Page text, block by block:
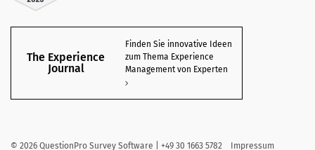
The Experience
Journal
Finden Sie innovative Ideen
zum Thema Experience
Management von Experten
© 2026 QuestionPro Survey Software | +49 30 1663 5782 Impressum